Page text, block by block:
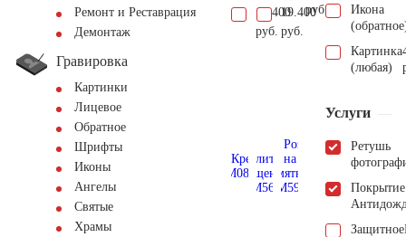
Ремонт и Реставрация
Демонтаж
Гравировка
Картинки
Лицевое
Обратное
Шрифты
Иконы
Ангелы
Святые
Храмы
14.400
руб.
19.400
руб.
руб.
Икона
Картинка
(любая)
Услуги
Ретушь
Покрытие
Защитное